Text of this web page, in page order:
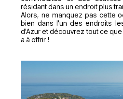
résidant dans un endroit plus
Alors, ne manquez pas cette
bien dans l'un des endroits
d'Azur et découvrez tout ce
a à offrir !